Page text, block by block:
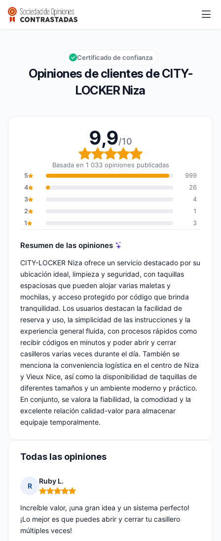
CITY-LOCKER Niza
Calificación global: 9,9 de 10
9,9/10
Opiniones de clientes de CITY-
LOCKER Niza
Certificado de confianza
9,9/10
Calificación global: 9,9
Basada en 1 033 opiniones publicadas
5
999
4
26
3
4
2
1
1
3
Resumen de las opiniones
CITY-LOCKER Niza ofrece un servicio destacado por su
ubicación ideal, limpieza y seguridad, con taquillas
espaciosas que pueden alojar varias maletas y
mochilas, y acceso protegido por código que brinda
tranquilidad. Los usuarios destacan la facilidad de
reserva y uso, la simplicidad de las instrucciones y la
experiencia general fluida, con procesos rápidos como
recibir códigos en minutos y poder abrir y cerrar
casilleros varias veces durante el día. También se
menciona la conveniencia logística en el centro de Niza
y Vieux Nice, así como la disponibilidad de taquillas de
diferentes tamaños y un ambiente moderno y práctico.
En conjunto, se valora la fiabilidad, la comodidad y la
excelente relación calidad-valor para almacenar
equipaje temporalmente.
Todas las opiniones
R
Ruby L.
Nota: 5 de 5
Increíble valor, ¡una gran idea y un sistema perfecto!
¡Lo mejor es que puedes abrir y cerrar tu casillero
múltiples veces!